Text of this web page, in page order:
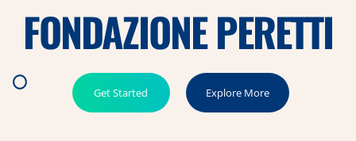
FONDAZIONE PERETTI
Get Started Explore More